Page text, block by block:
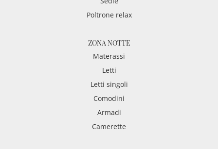
Poltrone relax
ZONA NOTTE
Materassi
Letti
Letti singoli
Comodini
Armadi
Camerette